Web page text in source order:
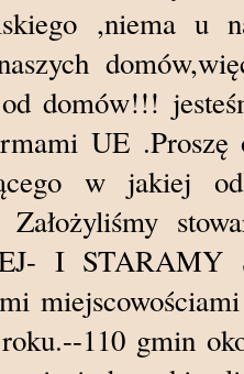
,niema u
domów!!!
UE .Proszę
w jakiej
I STARAMY
110 gmin